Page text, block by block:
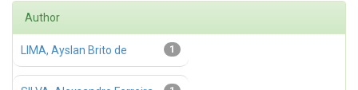
Author
1
LIMA, Ayslan Brito de